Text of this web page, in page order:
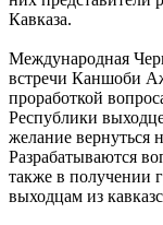
Кавказа.
Международная
встречи Каншоби
проработкой
Республики
желание вернуться
Разрабатываются
также в получении
выходцам из